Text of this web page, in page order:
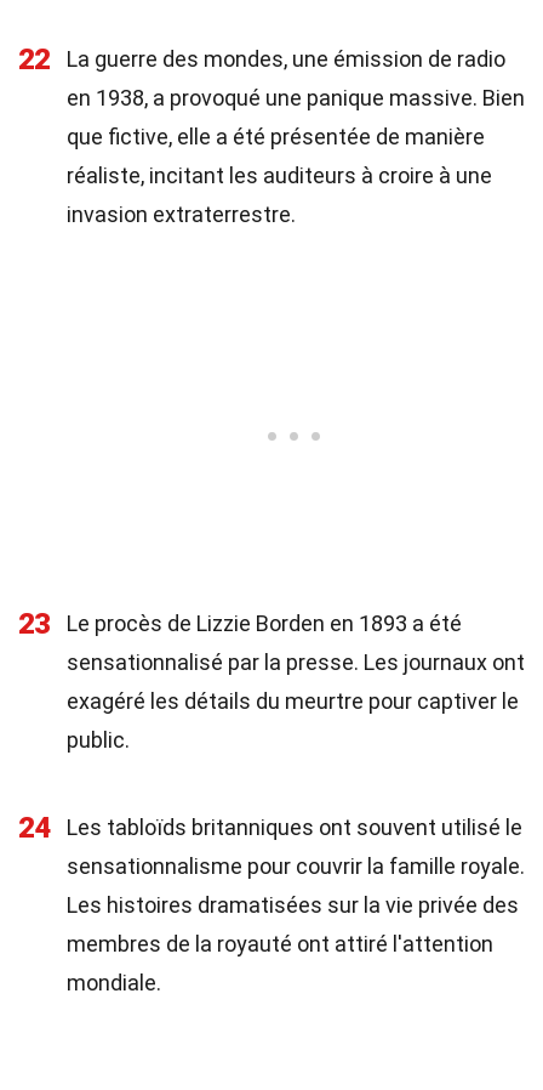
22
La guerre des mondes, une émission de radio
en 1938, a provoqué une panique massive. Bien
que fictive, elle a été présentée de manière
réaliste, incitant les auditeurs à croire à une
invasion extraterrestre.
23
Le procès de Lizzie Borden en 1893 a été
sensationnalisé par la presse. Les journaux ont
exagéré les détails du meurtre pour captiver le
public.
24
Les tabloïds britanniques ont souvent utilisé le
sensationnalisme pour couvrir la famille royale.
Les histoires dramatisées sur la vie privée des
membres de la royauté ont attiré l'attention
mondiale.